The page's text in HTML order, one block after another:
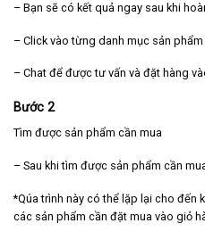
– Bạn sẽ có kết quả ngay sau khi
– Click vào từng danh mục sản
– Chat để được tư vấn và đặt hàng
Bước 2
Tìm được sản phẩm cần mua
– Sau khi tìm được sản phẩm cần
*Qúa trình này có thể lặp lại cho đến
các sản phẩm cần đặt mua vào giỏ